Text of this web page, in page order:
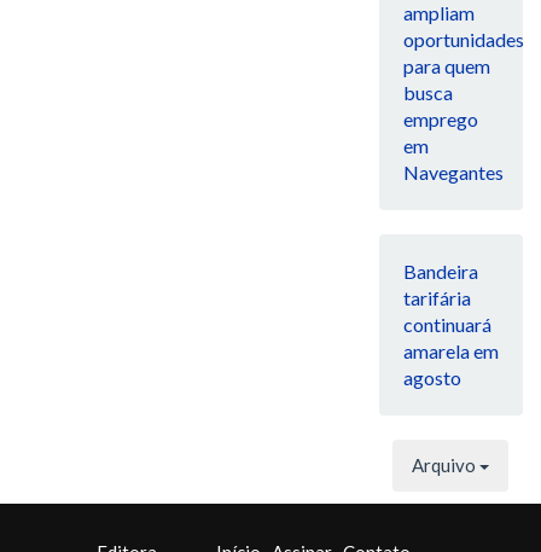
ampliam
oportunidades
para quem
busca
emprego
em
Navegantes
Bandeira
tarifária
continuará
amarela em
agosto
Arquivo